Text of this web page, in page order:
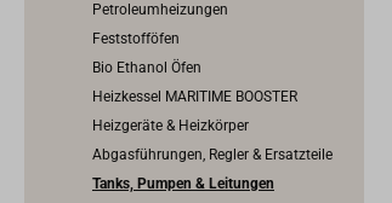
Petroleumheizungen
Feststofföfen
Bio Ethanol Öfen
Heizkessel MARITIME BOOSTER
Heizgeräte & Heizkörper
Abgasführungen, Regler & Ersatzteile
Tanks, Pumpen & Leitungen